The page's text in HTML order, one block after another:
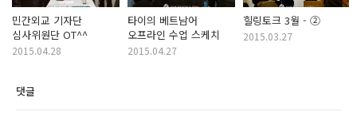
민간외교 기자단
심사위원단 OT^^
2015.04.28
타이의 베트남어
오프라인 수업 스케치
2015.04.27
힐링토크 3월 - ②
2015.03.27
댓글